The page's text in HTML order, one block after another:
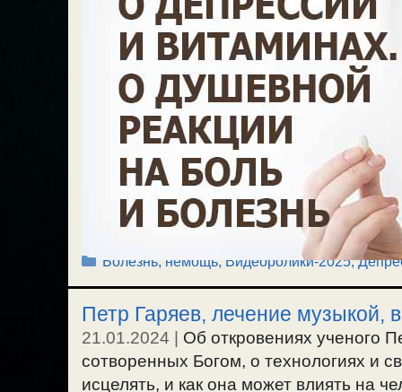
Рубрики
Болезнь, немощь, Видеоролики-2025,
Петр Гаряев, лечение музыкой,
21.01.2024
Об откровениях ученого
сотворенных Богом, о технологиях и
исцелять, и как она может влиять на